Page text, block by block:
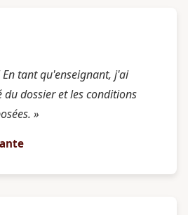
En tant qu'enseignant, j'ai
dossier et les conditions
»